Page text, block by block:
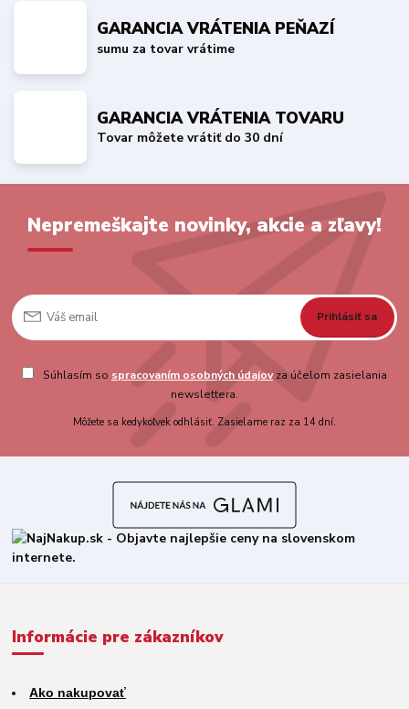
GARANCIA VRÁTENIA PEŇAZÍ
sumu za tovar vrátime
GARANCIA VRÁTENIA TOVARU
Tovar môžete vrátiť do 30 dní
Nepremeškajte novinky, akcie a zľavy!
Prihlásiť sa
Súhlasím so spracovaním osobných údajovza účelom zasielania
newslettera.
Môžete sa kedykoľvek odhlásiť. Zasielame raz za 14 dní.
Informácie pre zákazníkov
Ako nakupovať